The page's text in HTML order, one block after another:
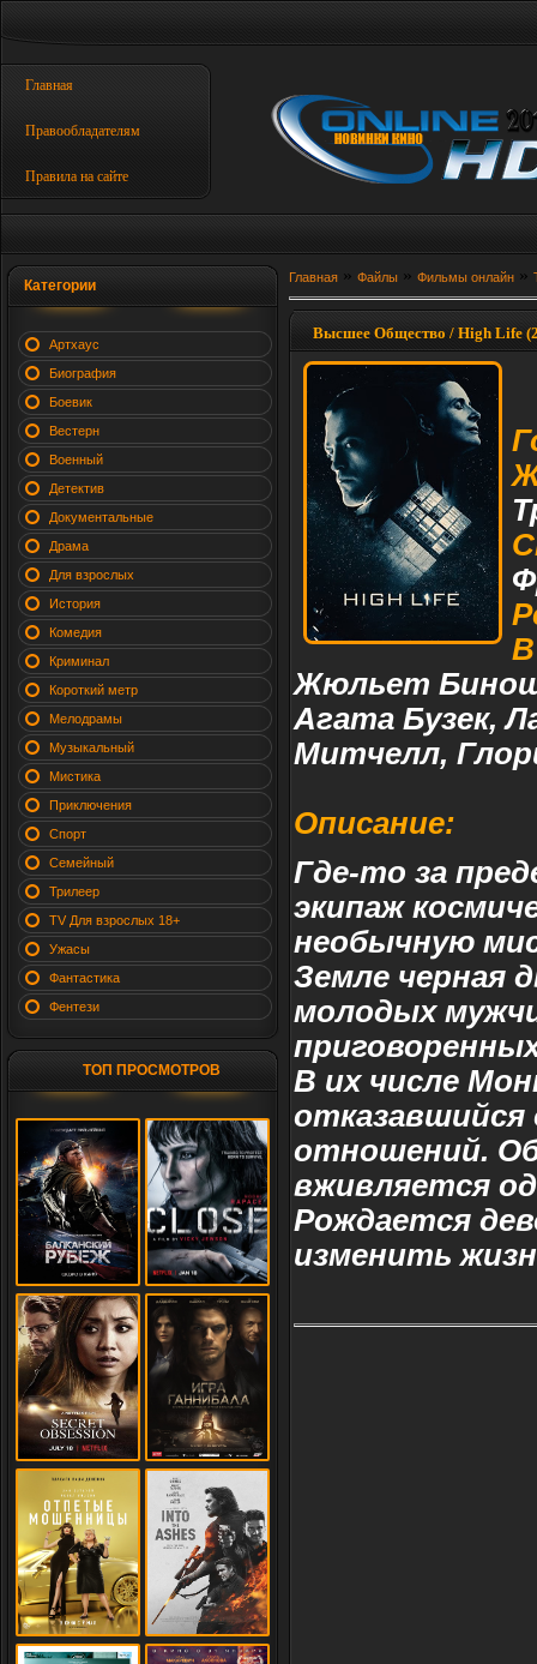
Главная
Правообладателям
Правила на сайте
Категории
Артхаус
Биография
Боевик
Вестерн
Военный
Детектив
Документальные
Драма
Для взрослых
История
Комедия
Криминал
Короткий метр
Мелодрамы
Музыкальный
Мистика
Приключения
Спорт
Семейный
Трилеер
TV Для взрослых 18+
Ужасы
Фантастика
Фентези
ТОП ПРОСМОТРОВ
Главная » Файлы » Фильмы онлайн »
Высшее Общество / High Life
В
Жюльет
Агата Бузек,
Митчелл,
Описание:
Где-то за
экипаж
необычную
Земле черная
молодых
В их числе
отношений.
вживляется
Рождается
изменить